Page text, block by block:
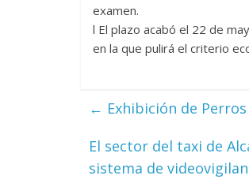
examen.
l El plazo acabó el 22 de
en la que pulirá el criterio
← Exhibición de
El sector del taxi de
sistema de